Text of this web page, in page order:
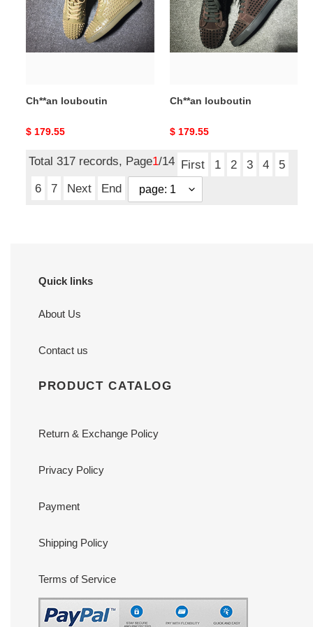
Ch**an louboutin
Original
$ 179.55
Ch**an louboutin
Original
$ 179.55
Total 317 records, Page1/14 First 1 2 3 4
5
6
7 Next End
Quick links
About Us
Contact us
PRODUCT CATALOG
Return & Exchange Policy
Privacy Policy
Payment
Shipping Policy
Terms of Service